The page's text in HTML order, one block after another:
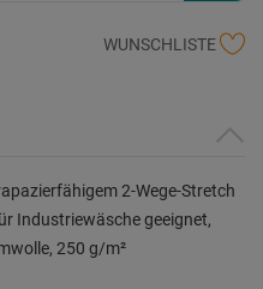
WUNSCHLISTE
2-Wege-Stretch
Industriewäsche geeignet,
250 g/m²